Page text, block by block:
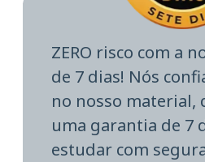
ZERO risco com a
de 7 dias! Nós
no nosso material,
uma garantia de 7
estudar com